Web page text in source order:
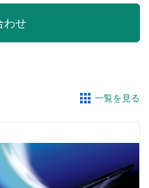
一覧を見る